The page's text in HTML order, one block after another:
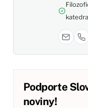
Podporte
noviny!